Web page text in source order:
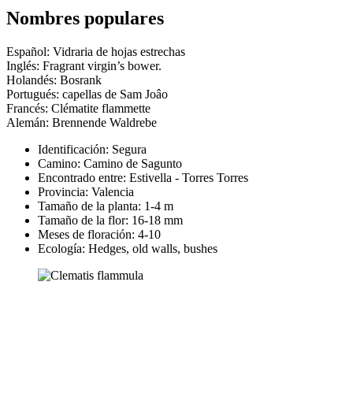
Nombres populares
Español: Vidraria de hojas estrechas
Inglés: Fragrant virgin’s bower.
Holandés: Bosrank
Portugués: capellas de Sam Joâo
Francés: Clématite flammette
Alemán: Brennende Waldrebe
Identificación: Segura
Camino: Camino de Sagunto
Encontrado entre: Estivella - Torres Torres
Provincia: Valencia
Tamaño de la planta: 1-4 m
Tamaño de la flor: 16-18 mm
Meses de floración: 4-10
Ecología: Hedges, old walls, bushes